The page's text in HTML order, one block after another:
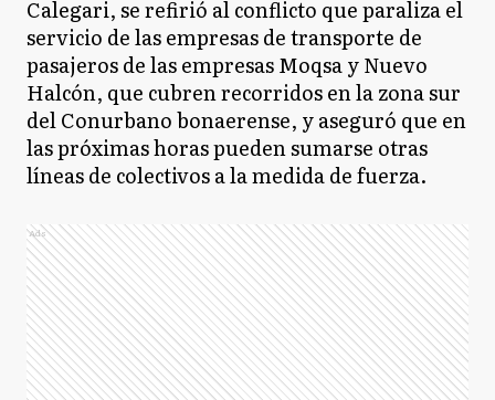
Calegari, se refirió al conflicto que paraliza el
servicio de las empresas de transporte de
pasajeros de las empresas Moqsa y Nuevo
Halcón, que cubren recorridos en la zona sur
del Conurbano bonaerense, y aseguró que en
las próximas horas pueden sumarse otras
líneas de colectivos a la medida de fuerza.
Ads